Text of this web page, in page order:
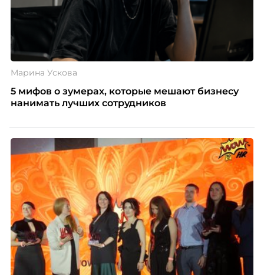
Марина Ускова
5 мифов о зумерах, которые мешают бизнесу
нанимать лучших сотрудников